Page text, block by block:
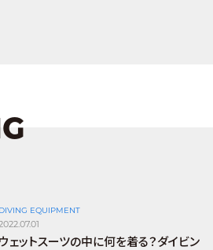
DIVING EQUIPMENT
ウェットスーツの中に何を着る？ダイビン